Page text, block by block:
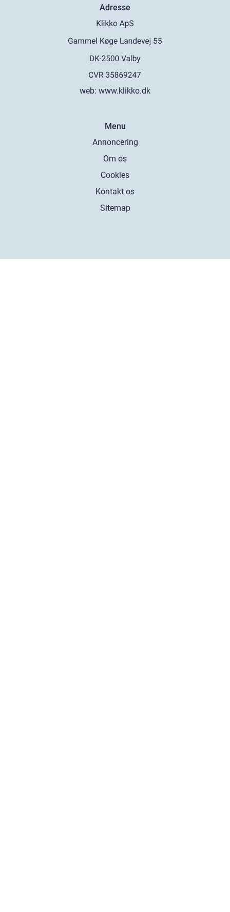
Adresse
web: www.klikko.dk
Menu
Annoncering
Om os
Cookies
Kontakt os
Sitemap